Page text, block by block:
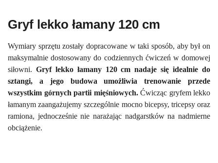
Gryf lekko łamany 120 cm
Wymiary sprzętu zostały dopracowane w taki sposób, aby był on
maksymalnie dostosowany do codziennych ćwiczeń w domowej
siłowni. Gryf lekko łamany 120 cm nadaje się idealnie do
sztangi, a jego budowa umożliwia trenowanie przede
wszystkim górnych partii mięśniowych. Ćwicząc gryfem lekko
łamanym zaangażujemy szczególnie mocno bicepsy, tricepsy oraz
ramiona, jednocześnie nie narażając nadgarstków na nadmierne
obciążenie.